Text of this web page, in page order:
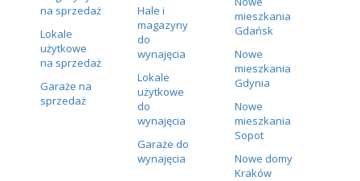
na sprzedaż
Lokale
użytkowe
na sprzedaż
Garaże na
sprzedaż
Hale i
magazyny
do
wynajęcia
Lokale
użytkowe
do
wynajęcia
Garaże do
wynajęcia
mieszkania
Gdańsk
Nowe
mieszkania
Gdynia
Nowe
mieszkania
Sopot
Nowe domy
Kraków